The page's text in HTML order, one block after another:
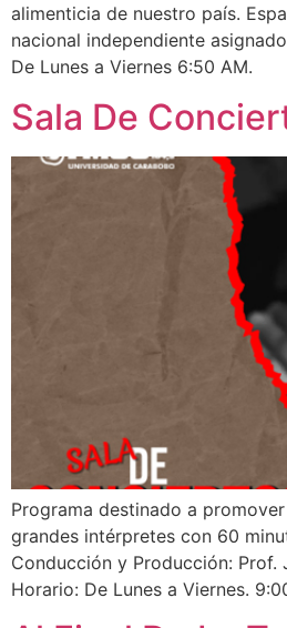
alimenticia de nuestro país.
nacional independiente
De Lunes a Viernes 6:50 AM.
Sala De
Programa destinado a
grandes intérpretes con 60
Conducción y Producción: Prof.
Horario: De Lunes a Viernes.